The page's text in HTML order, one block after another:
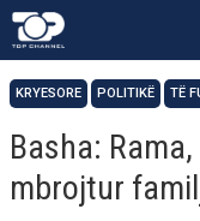
KRYESORE POLITIKË TË
Basha:
mbrojtur